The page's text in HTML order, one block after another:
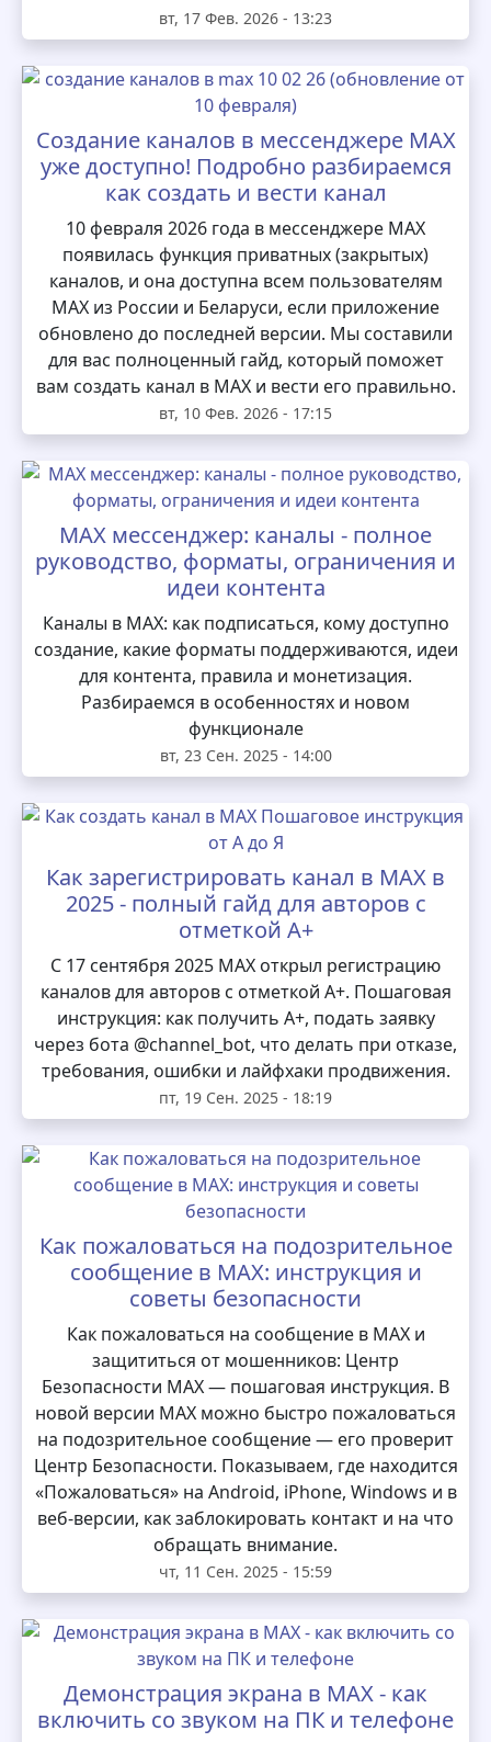
вт, 17 Фев. 2026 - 13:23
Создание каналов в мессенджере MAX
уже доступно! Подробно разбираемся
как создать и вести канал
10 февраля 2026 года в мессенджере MAX
появилась функция приватных (закрытых)
каналов, и она доступна всем пользователям
MAX из России и Беларуси, если приложение
обновлено до последней версии. Мы составили
для вас полноценный гайд, который поможет
вам создать канал в MAX и вести его правильно.
вт, 10 Фев. 2026 - 17:15
MAX мессенджер: каналы - полное
руководство, форматы, ограничения и
идеи контента
Каналы в MAX: как подписаться, кому доступно
создание, какие форматы поддерживаются, идеи
для контента, правила и монетизация.
Разбираемся в особенностях и новом
функционале
вт, 23 Сен. 2025 - 14:00
Как зарегистрировать канал в MAX в
2025 - полный гайд для авторов с
отметкой А+
С 17 сентября 2025 MAX открыл регистрацию
каналов для авторов с отметкой А+. Пошаговая
инструкция: как получить А+, подать заявку
через бота @channel_bot, что делать при отказе,
требования, ошибки и лайфхаки продвижения.
пт, 19 Сен. 2025 - 18:19
Как пожаловаться на подозрительное
сообщение в MAX: инструкция и
советы безопасности
Как пожаловаться на сообщение в MAX и
защититься от мошенников: Центр
Безопасности MAX — пошаговая инструкция. В
новой версии MAX можно быстро пожаловаться
на подозрительное сообщение — его проверит
Центр Безопасности. Показываем, где находится
«Пожаловаться» на Android, iPhone, Windows и в
веб-версии, как заблокировать контакт и на что
обращать внимание.
чт, 11 Сен. 2025 - 15:59
Демонстрация экрана в MAX - как
включить со звуком на ПК и телефоне